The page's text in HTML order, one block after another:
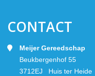
CONTACT
Meijer Gereedschap
Beukbergenhof 55
3712EJ Huis ter Heide